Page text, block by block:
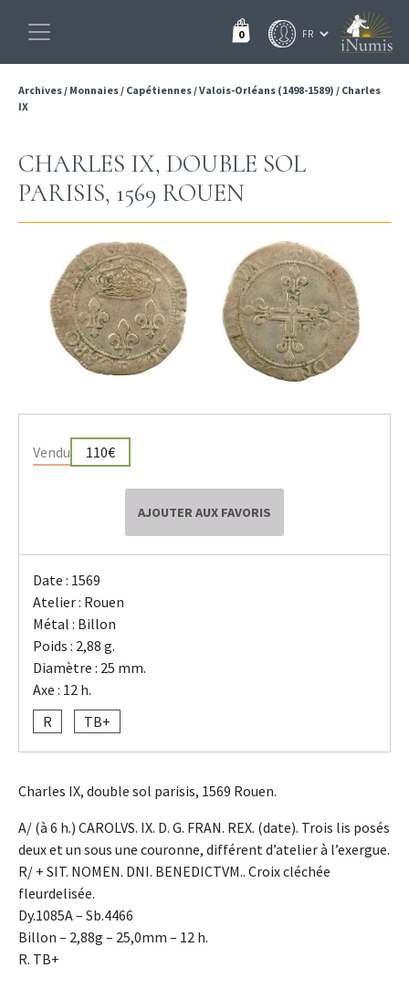
0
Archives/ Monnaies/ Capétiennes/Valois-Orléans (1498-1589) / Charles
IX
CHARLES IX, DOUBLE SOL
PARISIS, 1569 ROUEN
Vendu 110€
AJOUTER AUX FAVORIS
Date : 1569
Atelier : Rouen
Métal : Billon
Poids : 2,88 g.
Diamètre : 25 mm.
Axe : 12 h.
R
TB+
Charles IX, double sol parisis, 1569 Rouen.
A/ (à 6 h.) CAROLVS. IX. D. G. FRAN. REX. (date). Trois lis posés
deux et un sous une couronne, différent d’atelier à l’exergue.
R/ + SIT. NOMEN. DNI. BENEDICTVM.. Croix cléchée
fleurdelisée.
Dy.1085A – Sb.4466
Billon – 2,88g – 25,0mm – 12 h.
R. TB+